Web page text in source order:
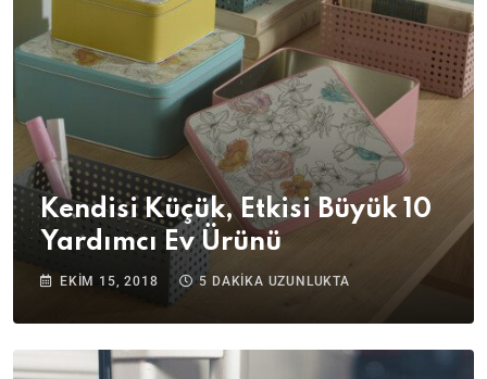
Kendisi Küçük, Etkisi Büyük 10
Yardımcı Ev Ürünü
EKIM 15, 2018 5 DAKIKA UZUNLUKTA